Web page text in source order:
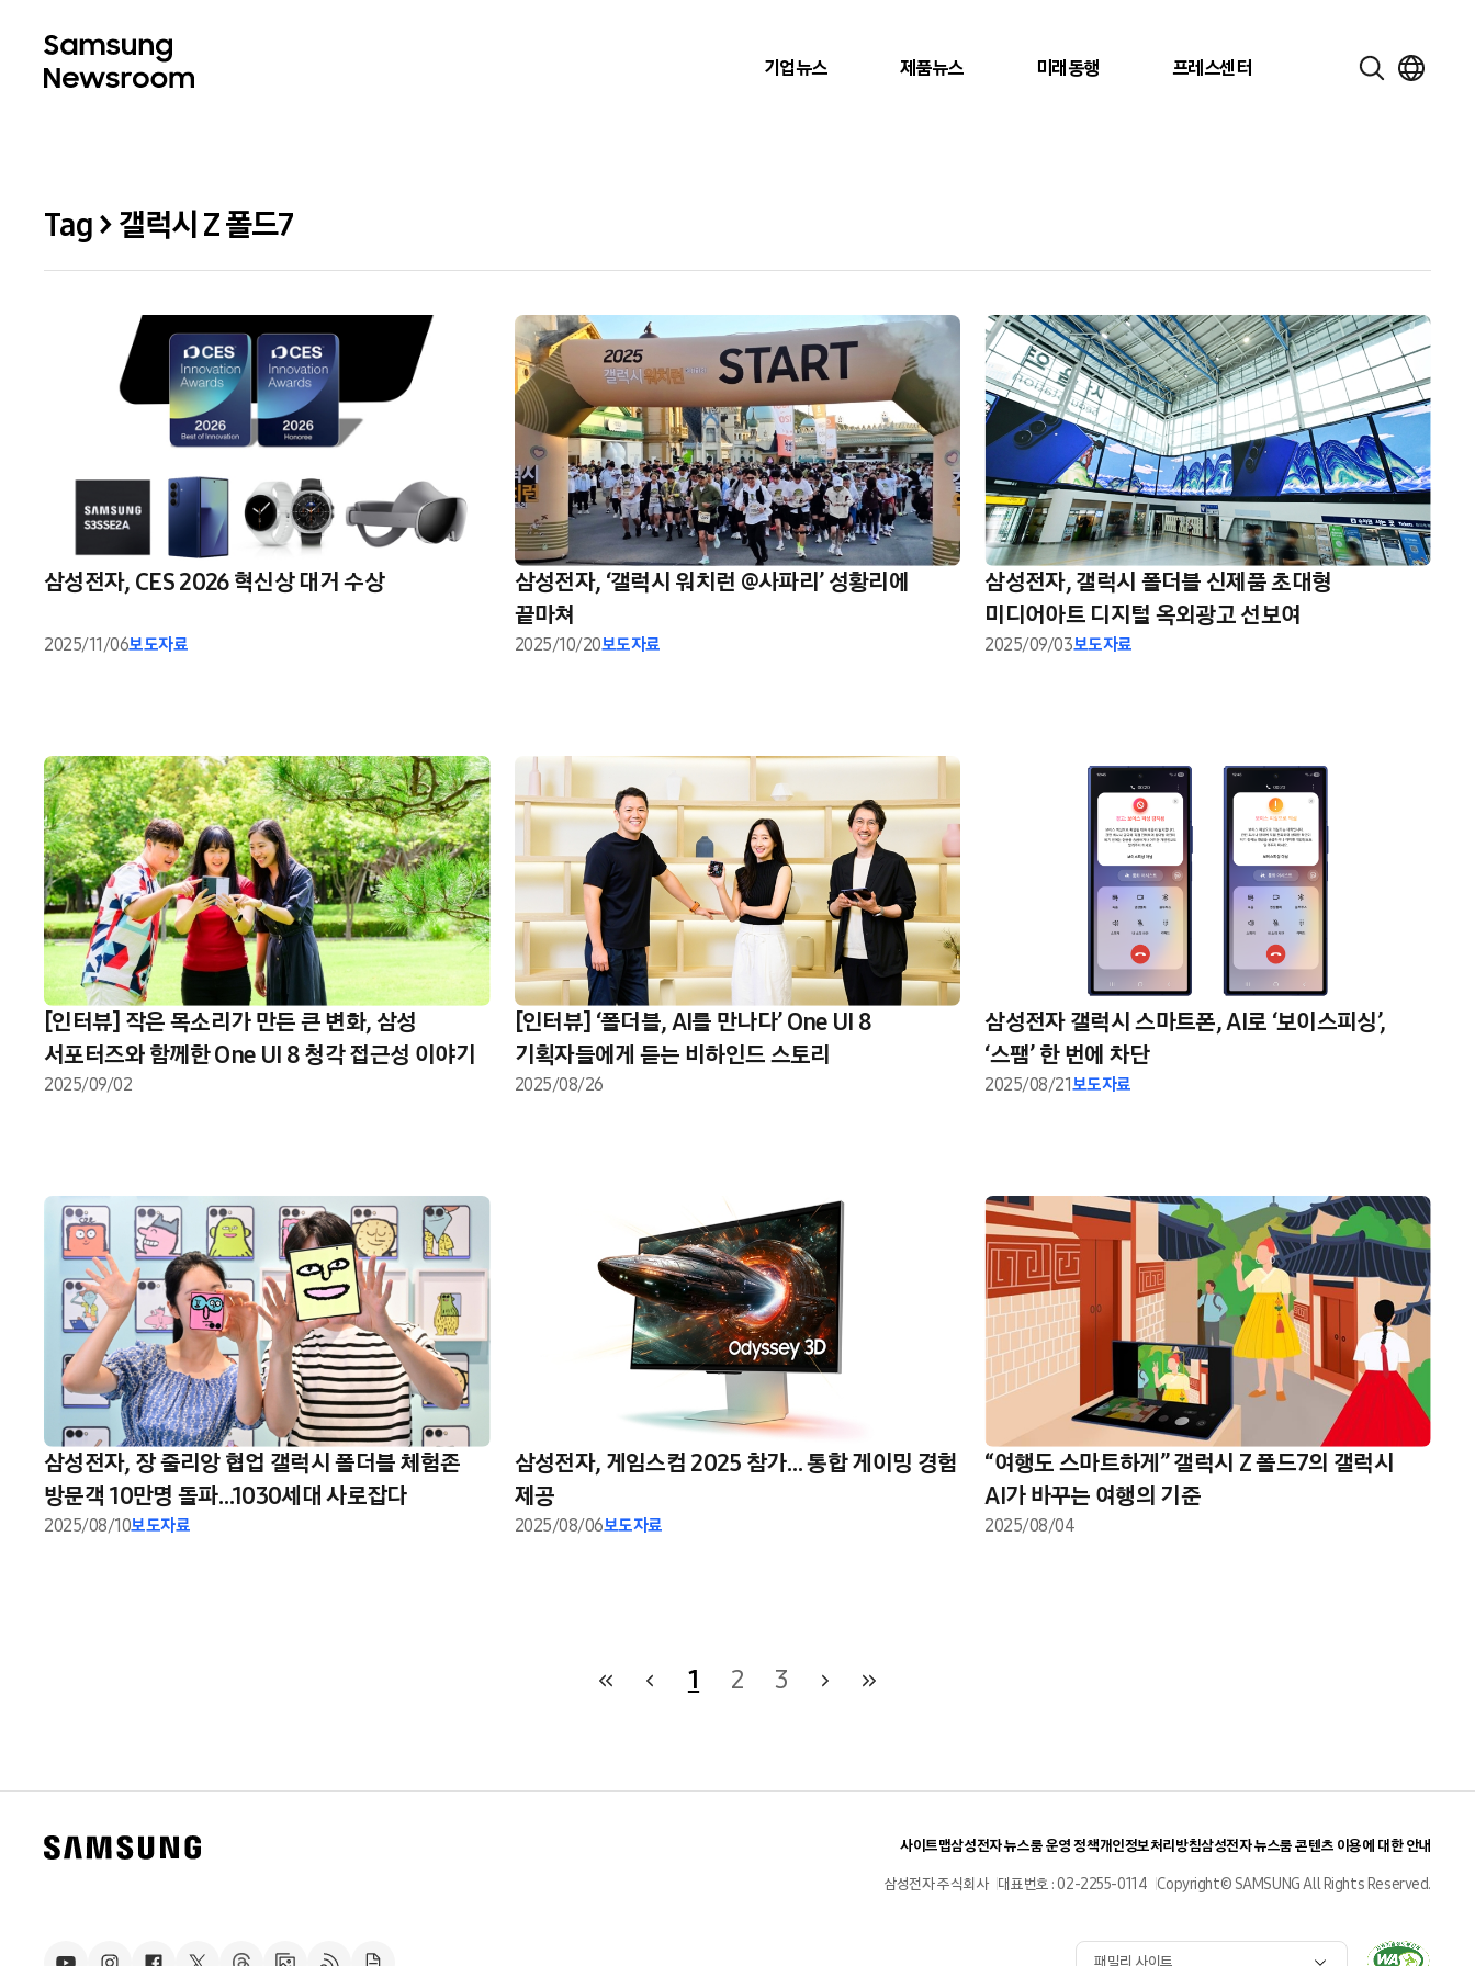
기업뉴스 제품뉴스 미래동행 프레스센터
Tag > 갤럭시 Z 폴드7
삼성전자, CES 2026 혁신상 대거 수상
2025/11/06보도자료
삼성전자, ‘갤럭시 워치런 @사파리’ 성황리에
끝마쳐
2025/10/20보도자료
삼성전자, 갤럭시 폴더블 신제품 초대형
미디어아트 디지털 옥외광고 선보여
2025/09/03보도자료
[인터뷰] 작은 목소리가 만든 큰 변화, 삼성
서포터즈와 함께한 One UI 8 청각 접근성 이야기
2025/09/02
[인터뷰] ‘폴더블, AI를 만나다’ One UI 8
기획자들에게 듣는 비하인드 스토리
2025/08/26
삼성전자 갤럭시 스마트폰, AI로 ‘보이스피싱’,
‘스팸’ 한 번에 차단
2025/08/21보도자료
삼성전자, 장 줄리앙 협업 갤럭시 폴더블 체험존
방문객 10만명 돌파…1030세대 사로잡다
2025/08/10보도자료
삼성전자, 게임스컴 2025 참가… 통합 게이밍 경험
제공
2025/08/06보도자료
“여행도 스마트하게” 갤럭시 Z 폴드7의 갤럭시
AI가 바꾸는 여행의 기준
2025/08/04
1 2 3
사이트맵삼성전자 뉴스룸 운영 정책개인정보처리방침삼성전자 뉴스룸 콘텐츠 이용에 대한 안내
삼성전자 주식회사 대표번호 : 02-2255-0114 Copyright© SAMSUNG All Rights Reserved.